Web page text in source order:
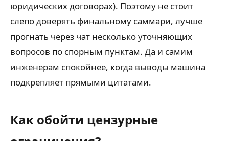
юридических договорах). Поэтому не стоит
слепо доверять финальному саммари, лучше
прогнать через чат несколько уточняющих
вопросов по спорным пунктам. Да и самим
инженерам спокойнее, когда выводы машина
подкрепляет прямыми цитатами.
Как обойти цензурные